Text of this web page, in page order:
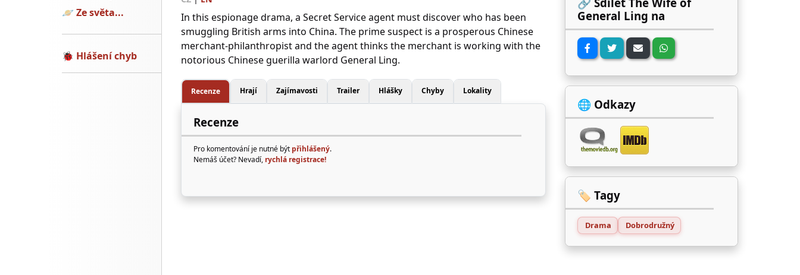
🪐 Ze světa...
🐞 Hlášení chyb
In this espionage drama, a Secret Service agent must discover who has been
smuggling British arms into China. The prime suspect is a prosperous Chinese
merchant-philanthropist and the agent thinks the merchant is working with the
notorious Chinese guerilla warlord General Ling.
Recenze Hrají Zajímavosti Trailer Hlášky Chyby Lokality
Recenze
Pro komentování je nutné být přihlášený.
Nemáš účet? Nevadí, rychlá registrace!
General Ling na
🌐 Odkazy
🏷️ Tagy
Drama Dobrodružný